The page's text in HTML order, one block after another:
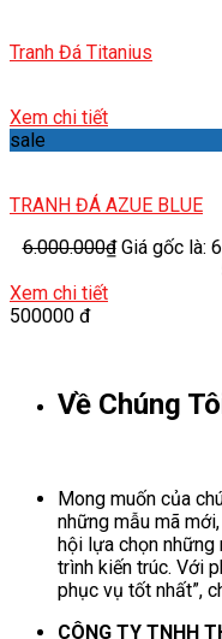
Tranh Đá Titanius
Xem chi tiết
sale
TRANH ĐÁ AZUE BLUE
6.000.000₫ Giá gốc là:
Xem chi tiết
500000 đ
Về Chúng
Mong muốn của
những mẫu mã
hội lựa chọn những
trình kiến trúc. Với
phục vụ tốt nhất”,
CÔNG TY TNHH